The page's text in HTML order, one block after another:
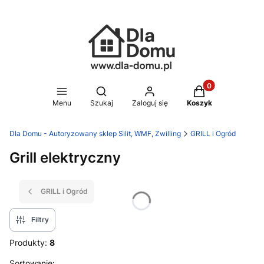
Menu
Otwórz wyszukiwarkę
Szukaj Zaloguj się
Produkty w
Koszyk
Dla Domu - Autoryzowany sklep Silit, WMF, Zwilling GRILL i Ogród
Grill elektryczny
GRILL i Ogród
Filtry
Produkty: 8